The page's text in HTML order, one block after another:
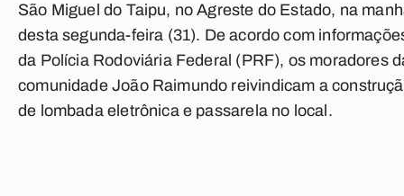
São Miguel do Taipu, no Agreste do Estado, na
desta segunda-feira (31). De acordo com
da Polícia Rodoviária Federal (PRF), os moradores
comunidade João Raimundo reivindicam a
de lombada eletrônica e passarela no local.